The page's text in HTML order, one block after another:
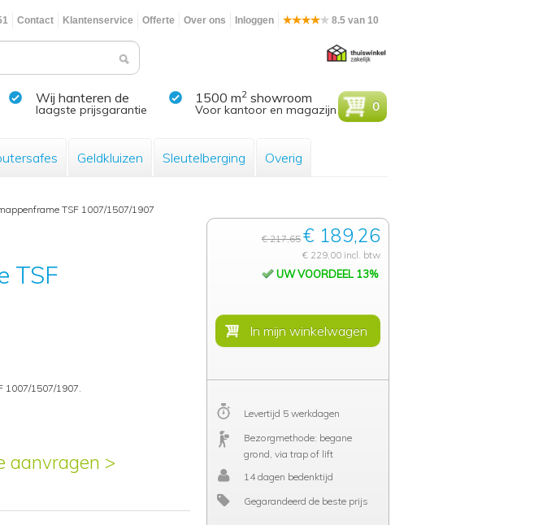
Contact Klantenservice Offerte Over ons Inloggen 8.5 van 10
Wij hanteren de
laagste prijsgarantie
1500 m2 showroom
Voor kantoor en magazijn 0
Geldkluizen Sleutelberging Overig
TSF 1007/1507/1907
TSF
1007/1507/1907.
aanvragen >
€ 217,65 € 189,26
€ 229,00 incl. btw
UW VOORDEEL 13%
Levertijd 5 werkdagen
Bezorgmethode: begane
grond, via trap of lift
14 dagen bedenktijd
Gegarandeerd de beste prijs